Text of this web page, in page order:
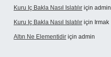
Kuru Iç Bakla Nasıl Islatılır için admin
Kuru Iç Bakla Nasıl Islatılır için Irmak
Altın Ne Elementidir için admin